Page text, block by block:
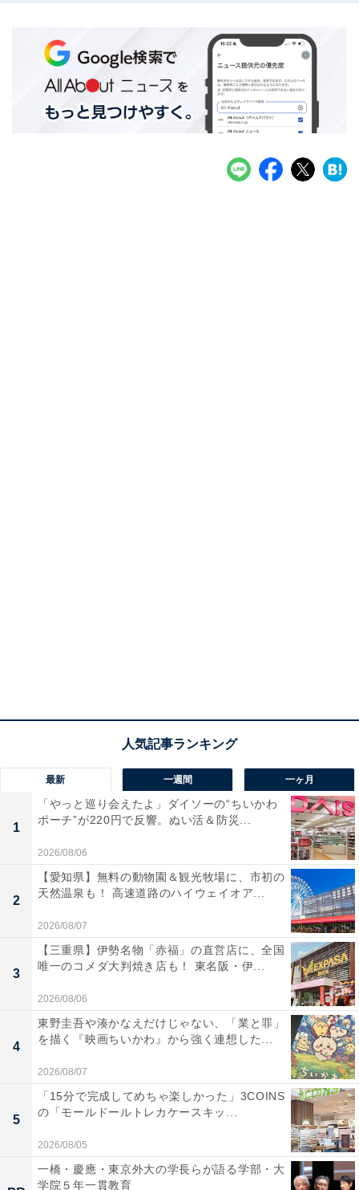
最新 一週間 一ヶ月
1
「やっと巡り会えたよ」ダイソーの“ちいかわ
ポーチ”が220円で反響。ぬい活＆防災...
2026/08/06
2
【愛知県】無料の動物園＆観光牧場に、市初の
天然温泉も！ 高速道路のハイウェイオア...
2026/08/07
3
【三重県】伊勢名物「赤福」の直営店に、全国
唯一のコメダ大判焼き店も！ 東名阪・伊...
2026/08/06
4
東野圭吾や湊かなえだけじゃない、「業と罪」
を描く『映画ちいかわ』から強く連想した...
2026/08/07
5
「15分で完成してめちゃ楽しかった」3COINS
の「モールドールトレカケースキッ...
2026/08/05
一橋・慶應・東京外大の学長らが語る学部・大
学院５年一貫教育